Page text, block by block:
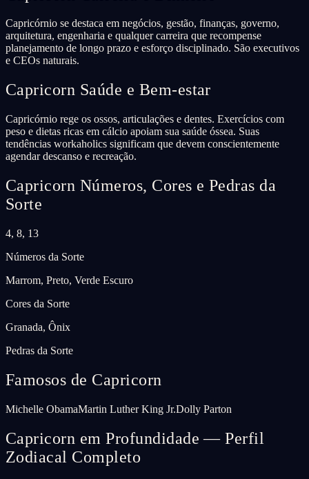
Capricórnio se destaca em negócios, gestão, finanças, governo,
arquitetura, engenharia e qualquer carreira que recompense
planejamento de longo prazo e esforço disciplinado. São executivos
e CEOs naturais.
Capricorn Saúde e Bem-estar
Capricórnio rege os ossos, articulações e dentes. Exercícios com
peso e dietas ricas em cálcio apoiam sua saúde óssea. Suas
tendências workaholics significam que devem conscientemente
agendar descanso e recreação.
Capricorn Números, Cores e Pedras da
Sorte
4, 8, 13
Números da Sorte
Marrom, Preto, Verde Escuro
Cores da Sorte
Granada, Ônix
Pedras da Sorte
Famosos de Capricorn
Michelle ObamaMartin Luther King Jr.Dolly Parton
Capricorn em Profundidade — Perfil
Zodiacal Completo